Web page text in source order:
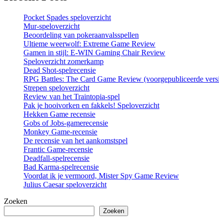
Pocket Spades speloverzicht
Mur-speloverzicht
Beoordeling van pokeraanvalsspellen
Ultieme weerwolf: Extreme Game Review
Gamen in stijl: E-WIN Gaming Chair Review
Speloverzicht zomerkamp
Dead Shot-spelrecensie
RPG Battles: The Card Game Review (voorgepubliceerde
Strepen speloverzicht
Review van het Traintopia-spel
Pak je hooivorken en fakkels! Speloverzicht
Hekken Game recensie
Gobs of Jobs-gamerecensie
Monkey Game-recensie
De recensie van het aankomstspel
Frantic Game-recensie
Deadfall-spelrecensie
Bad Karma-spelrecensie
Voordat ik je vermoord, Mister Spy Game Review
Julius Caesar speloverzicht
Zoeken
Zoeken